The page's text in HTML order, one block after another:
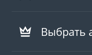
Выбрать